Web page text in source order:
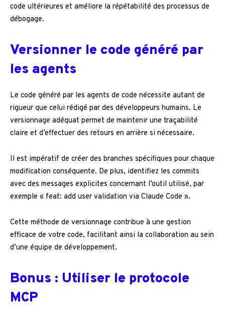
code ultérieures et améliore la répétabilité des processus de
débogage.
Versionner le code généré par
les agents
Le code généré par les agents de code nécessite autant de
rigueur que celui rédigé par des développeurs humains. Le
versionnage adéquat permet de maintenir une traçabilité
claire et d’effectuer des retours en arrière si nécessaire.
Il est impératif de créer des branches spécifiques pour chaque
modification conséquente. De plus, identifiez les commits
avec des messages explicites concernant l’outil utilisé, par
exemple « feat: add user validation via Claude Code ».
Cette méthode de versionnage contribue à une gestion
efficace de votre code, facilitant ainsi la collaboration au sein
d’une équipe de développement.
Bonus : Utiliser le protocole
MCP